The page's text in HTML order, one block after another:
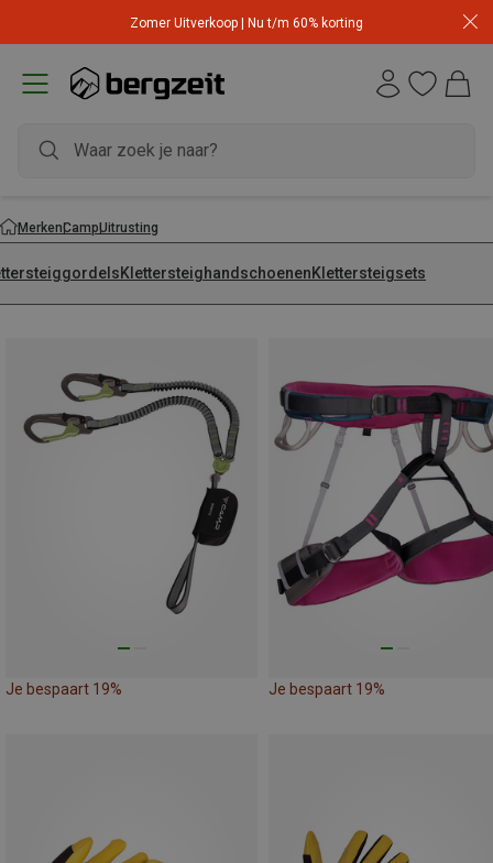
Zomer Uitverkoop | Nu t/m 60% korting
MerkenCampUitrusting
KlettersteighandschoenenKlettersteigsets
Je bespaart 19% Je bespaart 19%